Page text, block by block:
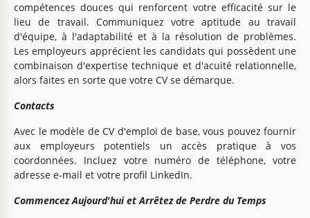
compétences douces qui renforcent votre efficacité sur le
lieu de travail. Communiquez votre aptitude au travail
d'équipe, à l'adaptabilité et à la résolution de problèmes.
Les employeurs apprécient les candidats qui possèdent une
combinaison d'expertise technique et d'acuité relationnelle,
alors faites en sorte que votre CV se démarque.
Contacts
Avec le modèle de CV d'emploi de base, vous pouvez fournir
aux employeurs potentiels un accès pratique à vos
coordonnées. Incluez votre numéro de téléphone, votre
adresse e-mail et votre profil LinkedIn.
Commencez Aujourd'hui et Arrêtez de Perdre du Temps